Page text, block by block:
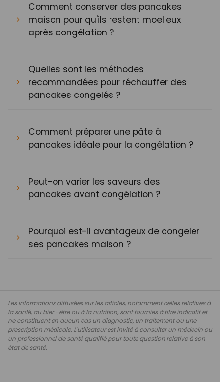
Comment conserver des pancakes
maison pour qu'ils restent moelleux
après congélation ?
Quelles sont les méthodes
recommandées pour réchauffer des
pancakes congelés ?
Comment préparer une pâte à
pancakes idéale pour la congélation ?
Peut-on varier les saveurs des
pancakes avant congélation ?
Pourquoi est-il avantageux de congeler
ses pancakes maison ?
Les informations diffusées sur les articles, notamment celles relatives à
la santé, au bien-être ou à la nutrition, sont fournies à titre indicatif et
ne constituent en aucun cas un diagnostic, un traitement ou une
prescription médicale. L'utilisateur est invité à consulter un médecin ou
un professionnel de santé qualifié pour toute question relative à son
état de santé.